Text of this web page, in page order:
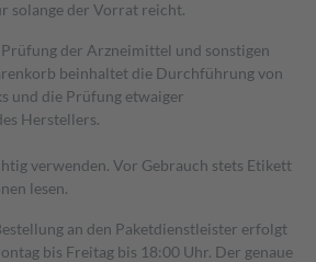
solange der Vorrat reicht.
der Arzneimittel und sonstigen
beinhaltet die Durchführung von
und die Prüfung etwaiger
Herstellers.
verwenden. Vor Gebrauch stets Etikett
lesen.
an den Paketdienstleister erfolgt
bis Freitag bis 18:00 Uhr. Der genaue